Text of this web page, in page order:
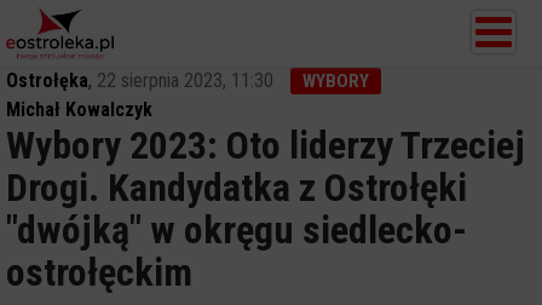
Ostrołęka, 22 sierpnia 2023, 11:30 WYBORY
Michał Kowalczyk
Wybory 2023: Oto liderzy Trzeciej
Drogi. Kandydatka z Ostrołęki
"dwójką" w okręgu siedlecko-
ostrołęckim